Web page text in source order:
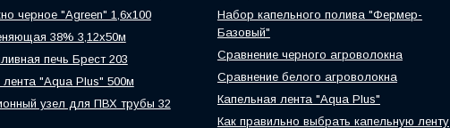
черное "Agreen" 1,6х100
38% 3,12х50м
печь Брест 203
лента "Aqua Plus" 500м
узел для ПВХ трубы 32
Набор капельного полива "Фермер-
Базовый"
Сравнение черного агроволокна
Сравнение белого агроволокна
Капельная лента "Aqua Plus"
Как правильно выбрать капельную ленту